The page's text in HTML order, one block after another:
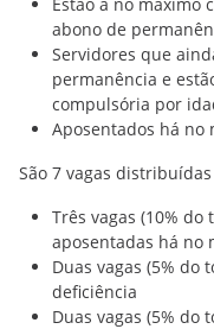
abono de
Servidores que
permanência e
compulsória por
Aposentados há no
São 7 vagas
Três vagas (10% do
aposentadas há no
Duas vagas (5% do
deficiência
Duas vagas (5% do